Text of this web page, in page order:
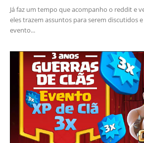
Já faz um tempo que acompanho o reddit e
eles trazem assuntos para serem discutidos
evento...